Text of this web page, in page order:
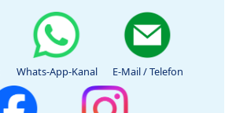
Whats-App-Kanal E-Mail / Telefon